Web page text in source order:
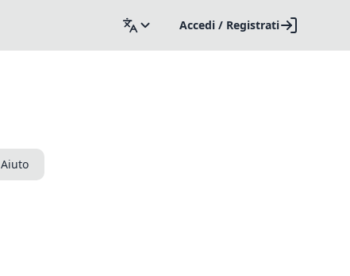
Accedi / Registrati
Aiuto